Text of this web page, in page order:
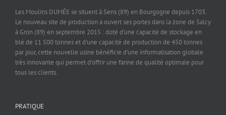
Les Moulins DUMÉE se situent à Sens (89) en Bourgogne depuis 1703.
Le nouveau site de production a ouvert ses portes dans la zone de Salcy
à Gron (89) en septembre 2015 : doté d'une capacité de stockage en
blé de 11 500 tonnes et d'une capacité de production de 450 tonnes
par jour, cette nouvelle usine bénéficie d'une informatisation globale
très innovante qui permet d'offrir une farine de qualité optimale pour
tous les clients.
PRATIQUE